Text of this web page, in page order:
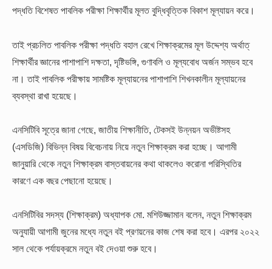
পদ্ধতি বিশেষত পাবলিক পরীক্ষা শিক্ষার্থীর মূলত বুদ্ধিবৃত্তিক বিকাশ মূল্যায়ন করে।
তাই প্রচলিত পাবলিক পরীক্ষা পদ্ধতি বহাল রেখে শিক্ষাক্রমের মূল উদ্দেশ্য অর্থাত্
শিক্ষার্থীর জ্ঞানের পাশাপাশি দক্ষতা, দৃষ্টিভঙ্গি, গুণাবলি ও মূল্যবোধ অর্জন সম্ভব হবে
না। তাই পাবলিক পরীক্ষায় সামষ্টিক মূল্যায়নের পাশাপাশি শিখনকালীন মূল্যায়নের
ব্যবস্থা রাখা হয়েছে।
এনসিটিবি সূত্রে জানা গেছে, জাতীয় শিক্ষানীতি, টেকসই উন্নয়ন অভীষ্টসহ
(এসডিজি) বিভিন্ন বিষয় বিবেচনায় নিয়ে নতুন শিক্ষাক্রম করা হচ্ছে। আগামী
জানুয়ারি থেকে নতুন শিক্ষাক্রম বাস্তবায়নের কথা থাকলেও করোনা পরিস্থিতির
কারণে এক বছর পেছানো হয়েছে।
এনসিটিবির সদস্য (শিক্ষাক্রম) অধ্যাপক মো. মশিউজ্জামান বলেন, নতুন শিক্ষাক্রম
অনুযায়ী আগামী জুনের মধ্যে নতুন বই প্রণয়নের কাজ শেষ করা হবে। এরপর ২০২২
সাল থেকে পর্যায়ক্রমে নতুন বই দেওয়া শুরু হবে।